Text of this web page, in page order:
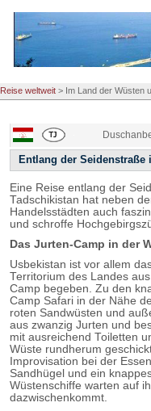
Reise weltweit > Im Land der Wüsten
Entlang der
Eine Reise entlang der
Tadschikistan hat neben
Handelsstädten auch
und schroffe
Das Jurten-Camp in der
Usbekistan ist vor allem
Territorium des Landes
Camp begeben. Zu den
Camp Safari in der Nähe
roten Sandwüsten und
aus zwanzig Jurten und
mit ausreichend Toiletten
Wüste rundherum
Improvisation bei der
Sandhügel und ein
Wüstenschiffe warten auf
dazwischenkommt.